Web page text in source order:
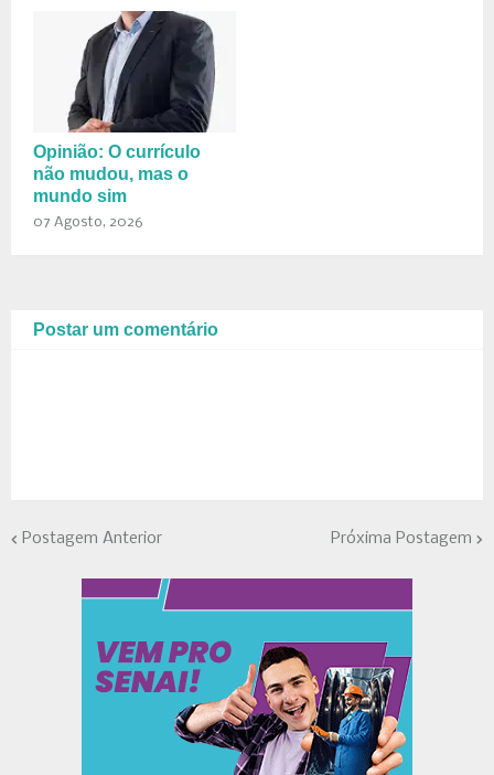
Opinião: O currículo
não mudou, mas o
mundo sim
07 Agosto, 2026
Postar um comentário
Postagem Anterior Próxima Postagem